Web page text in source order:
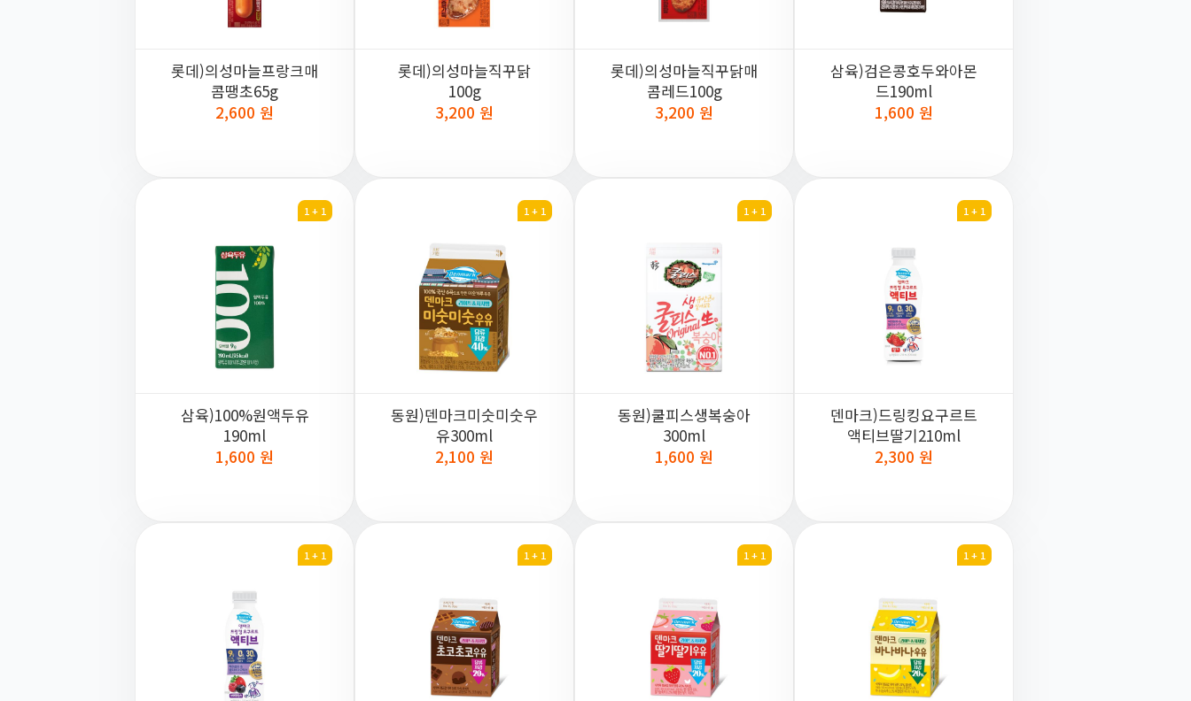
롯데)의성마늘프랑크매
콤땡초65g
2,600 원
롯데)의성마늘직꾸닭
100g
3,200 원
롯데)의성마늘직꾸닭매
콤레드100g
3,200 원
삼육)검은콩호두와아몬
드190ml
1,600 원
1 + 1
삼육)100%원액두유
190ml
1,600 원
1 + 1
동원)덴마크미숫미숫우
유300ml
2,100 원
1 + 1
동원)쿨피스생복숭아
300ml
1,600 원
1 + 1
덴마크)드링킹요구르트
액티브딸기210ml
2,300 원
1 + 1 1 + 1 1 + 1 1 + 1